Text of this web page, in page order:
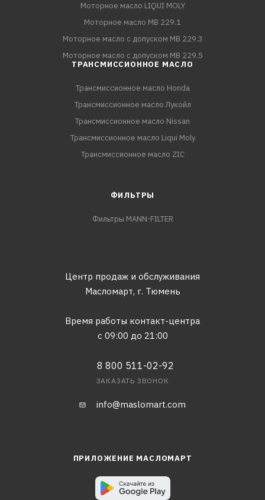
Моторное масло LIQUI MOLY
Моторное масло MB 229.1
Моторное масло с допуском MB 229.3
Моторное масло с допуском MB 229.5
ТРАНСМИССИОННОЕ МАСЛО
Трансмиссионное масло Honda
Трансмиссионное масло Лукойл
Трансмиссионное масло Nissan
Трансмиссионное масло Liqui Moly
Трансмиссионное масло ZIC
ФИЛЬТРЫ
Фильтры MANN-FILTER
Центр продаж и обслуживания
Масломарт, г. Тюмень
Время работы контакт-центра
с 09:00 до 21:00
8 800 511-02-92
ЗАКАЗАТЬ ЗВОНОК
info@maslomart.com
ПРИЛОЖЕНИЕ МАСЛОМАРТ